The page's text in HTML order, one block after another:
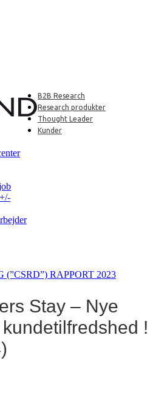
B2B Research
Research produkter
Thought Leader
Kunder
(”CSRD”) RAPPORT 2023
Stay – Nye
!